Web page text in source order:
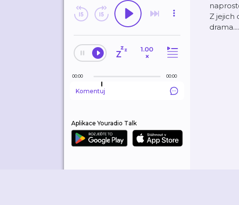
ODEBÍRANÉ
EDITORSKÉ TIPY
1.00
×
00:00 00:00
Komentuj
Aplikace Youradio Talk
Z jejich
drama....